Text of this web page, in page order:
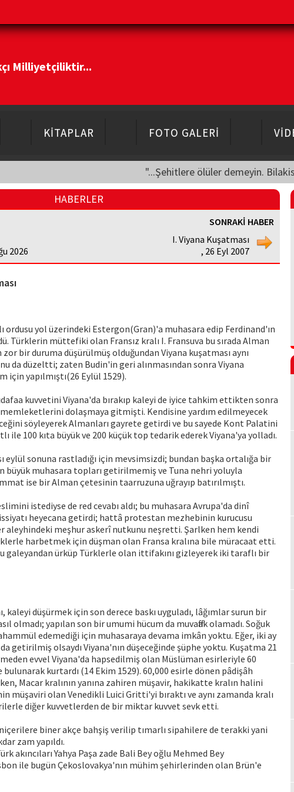
Milliyetçiliktir...
KİTAPLAR FOTO GALERİ
"...Şehitlere ölüler demeyin.
HABERLER
2026
SONRAKİ HABER
I. Viyana Kuşatması
, 26 Eyl 2007
ordusu yol üzerindeki Estergon(Gran)'a muhasara edip Ferdinand'ın
Türklerin müttefiki olan Fransız kralı I. Fransuva bu sırada Alman
bir duruma düşürülmüş olduğundan Viyana kuşatması aynı
da düzeltti; zaten Budin'in geri alınmasından sonra Viyana
için yapılmıştı(26 Eylül 1529).
kuvvetini Viyana'da bırakıp kaleyi de iyice tahkim ettikten sonra
dolaşmaya gitmişti. Kendisine yardım edilmeyecek
söyleyerek Almanları gayrete getirdi ve bu sayede Kont Palatini
ile 100 kıta büyük ve 200 küçük top tedarik ederek Viyana'ya yolladı.
eylül sonuna rastladığı için mevsimsizdi; bundan başka ortalığa bir
büyük muhasara topları getirilmemiş ve Tuna nehri yoluyla
ise bir Alman çetesinin taarruzuna uğrayıp batırılmıştı.
istediyse de red cevabı aldı; bu muhasara Avrupa'da dinî
heyecana getirdi; hattâ protestan mezhebinin kurucusu
aleyhindeki meşhur askerî nutkunu neşretti. Şarlken hem kendi
harbetmek için düşman olan Fransa kralına bile müracaat etti.
galeyandan ürküp Türklerle olan ittifakını gizleyerek iki taraflı bir
kaleyi düşürmek için son derece baskı uyguladı, lâğımlar surun bir
olmadı; yapılan son bir umumi hücum da muvaffak olamadı. Soğuk
edemediği için muhasaraya devama imkân yoktu. Eğer, iki ay
getirilmiş olsaydı Viyana'nın düşeceğinde şüphe yoktu. Kuşatma 21
evvel Viyana'da hapsedilmiş olan Müslüman esirleriyle 60
kurtardı (14 Ekim 1529). 60,000 esirle dönen pâdişâh
Macar kralının yanına zahiren müşavir, hakikatte kralın halini
müşaviri olan Venedikli Luici Gritti'yi bıraktı ve aynı zamanda kralı
diğer kuvvetlerden de bir miktar kuvvet sevk etti.
biner akçe bahşiş verilip tımarlı sipahilere de terakki yani
zam yapıldı.
akıncıları Yahya Paşa zade Bali Bey oğlu Mehmed Bey
ile bugün Çekoslovakya'nın mühim şehirlerinden olan Brün'e